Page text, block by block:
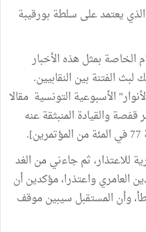
يعتمد على سلطة بورقيبة
بمثل هذه الأخبار
الفتنة بين النقابيين.
الأسبوعية التونسية مقالا
والقيادة المنبثقة عنه
للاعتذار، ثم جاءني من الغد
العامري واعتذرا، مؤكدين أن
وأن المستقبل سيبين موقف